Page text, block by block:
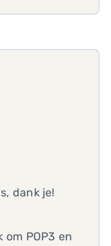
dank je!
om POP3 en